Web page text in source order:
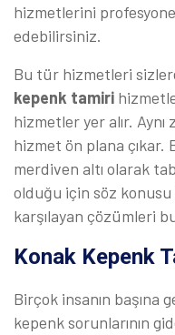
hizmetlerini
edebilirsiniz.
Bu tür hizmetleri
kepenk tamiri
hizmetler yer alır.
hizmet ön plana çıkar.
merdiven altı olarak
olduğu için söz
karşılayan çözümleri
Konak Kepenk
Birçok insanın başına
kepenk sorunlarının